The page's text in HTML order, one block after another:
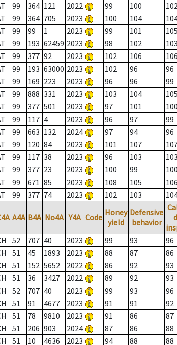
99 364 121 2022 99 100
99 364 705 2023 100 104
99 99 1 2023 99 101 105
99 193 62459 2023 98 102 103
99 377 92 2023 102 106 106
99 193 63000 2023 102 96 96
99 169 223 2023 96 96 99
99 888 331 2023 103 104 105
99 377 501 2023 97 101 100
99 117 4 2023 96 97 99
99 663 132 2024 97 94 96
99 120 84 2023 101 107
99 117 38 2023 96 103 103
99 377 23 2023 100 99 100
99 671 85 2023 108 105 106
99 377 74 2023 102 103
A4A B4A No4A Y4A Code Honey
yield
Defensive
behavior
52 707 40 2023 99 93 96
51 45 1893 2023 88 87 86
51 152 5652 2022 86 92 93
51 36 3427 2022 89 92 93
52 707 40 2023 99 93 96
51 91 4677 2023 91 91 92
51 78 9810 2023 91 86 87
51 206 903 2024 87 86 88
51 10 4636 2023 94 88 88